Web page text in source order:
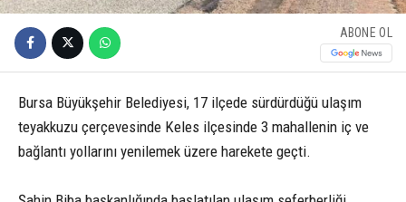
ABONE OL
Bursa Büyükşehir Belediyesi, 17 ilçede sürdürdüğü ulaşım
teyakkuzu çerçevesinde Keles ilçesinde 3 mahallenin iç ve
bağlantı yollarını yenilemek üzere harekete geçti.